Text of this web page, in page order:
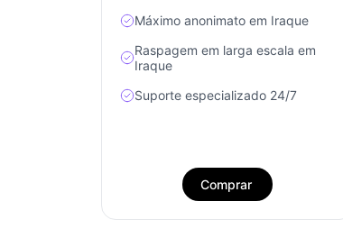
Máximo anonimato em Iraque
Raspagem em larga escala em
Iraque
Suporte especializado 24/7
Comprar